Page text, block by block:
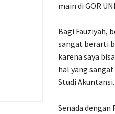
main di GOR
Bagi Fauziyah,
sangat berarti
karena saya
hal yang
Studi Akuntansi.
Senada